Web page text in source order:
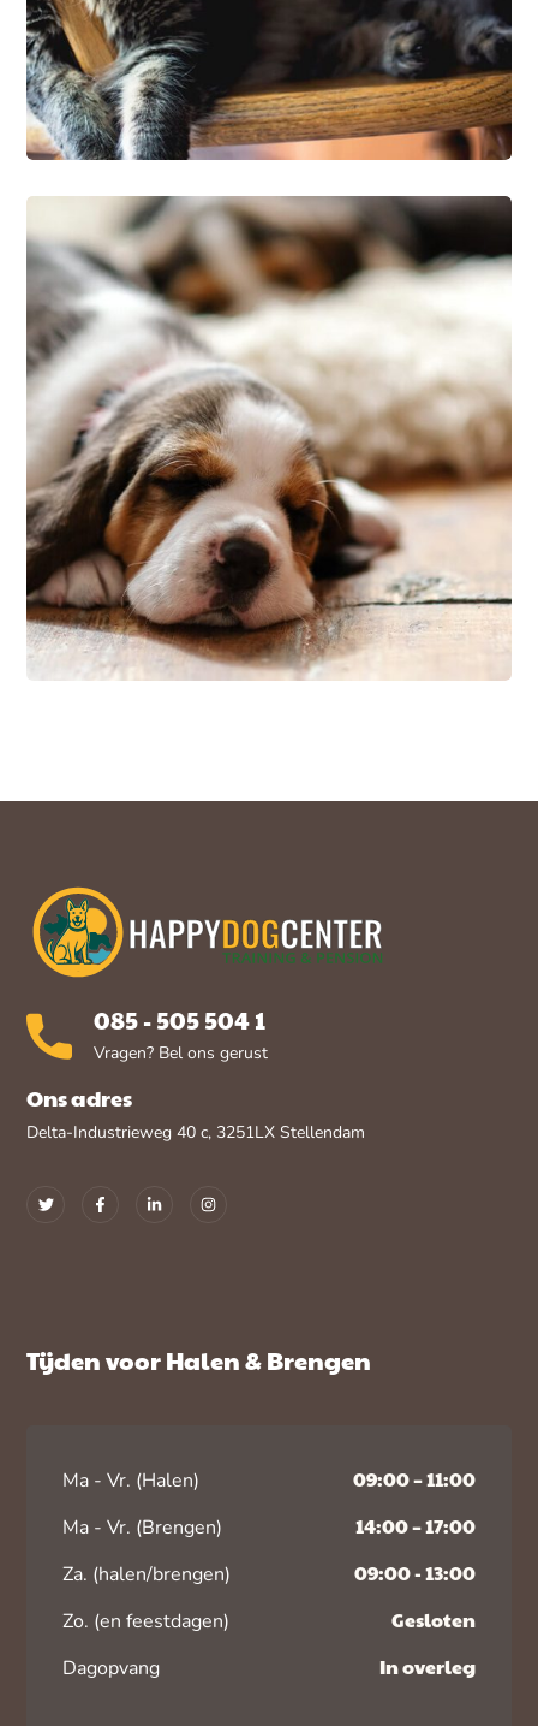
085 - 505 504 1
Vragen? Bel ons gerust
Ons adres
Delta-Industrieweg 40 c, 3251LX Stellendam
Tijden voor Halen & Brengen
Ma - Vr. (Halen) 09:00 – 11:00
Ma - Vr. (Brengen) 14:00 – 17:00
Za. (halen/brengen) 09:00 - 13:00
Zo. (en feestdagen) Gesloten
Dagopvang In overleg